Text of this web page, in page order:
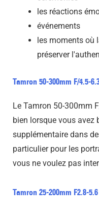
les réactions
événements
les moments où
préserver
Tamron 50-300mm F/4.5-
Le Tamron 50-300mm
bien lorsque vous avez
supplémentaire dans
particulier pour les
vous ne voulez pas
Tamron 25-200mm F2.8-